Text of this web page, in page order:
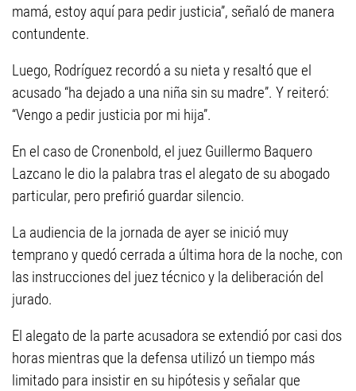
mamá, estoy aquí para pedir justicia”, señaló de manera
contundente.
Luego, Rodríguez recordó a su nieta y resaltó que el
acusado “ha dejado a una niña sin su madre”. Y reiteró:
“Vengo a pedir justicia por mi hija”.
En el caso de Cronenbold, el juez Guillermo Baquero
Lazcano le dio la palabra tras el alegato de su abogado
particular, pero prefirió guardar silencio.
La audiencia de la jornada de ayer se inició muy
temprano y quedó cerrada a última hora de la noche, con
las instrucciones del juez técnico y la deliberación del
jurado.
El alegato de la parte acusadora se extendió por casi dos
horas mientras que la defensa utilizó un tiempo más
limitado para insistir en su hipótesis y señalar que